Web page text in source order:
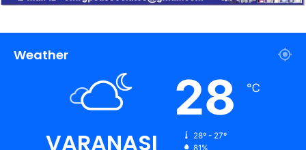
Weather
VARANASI
28 ℃
28º - 27º
81%